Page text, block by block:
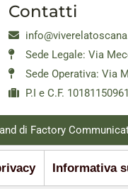
Contatti
Sede Legale: Via
Sede Operativa: Via
P.I e C.F.
di Factory
Informativa